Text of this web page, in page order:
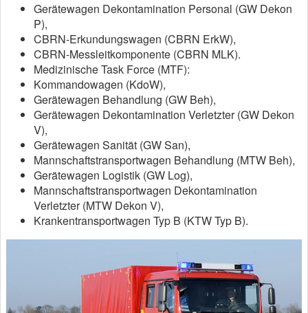
Gerätewagen Dekontamination Personal (GW Dekon
P),
CBRN-Erkundungswagen (CBRN ErkW),
CBRN-Messleitkomponente (CBRN MLK).
Medizinische Task Force (MTF):
Kommandowagen (KdoW),
Gerätewagen Behandlung (GW Beh),
Gerätewagen Dekontamination Verletzter (GW Dekon
V),
Gerätewagen Sanität (GW San),
Mannschaftstransportwagen Behandlung (MTW Beh),
Gerätewagen Logistik (GW Log),
Mannschaftstransportwagen Dekontamination
Verletzter (MTW Dekon V),
Krankentransportwagen Typ B (KTW Typ B).